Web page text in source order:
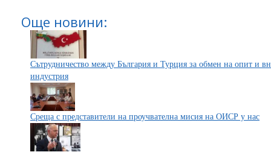
Още новини:
Сътрудничество между България и Турция за обмен на опит и
индустрия
Среща с представители на проучвателна мисия на ОИСР у нас